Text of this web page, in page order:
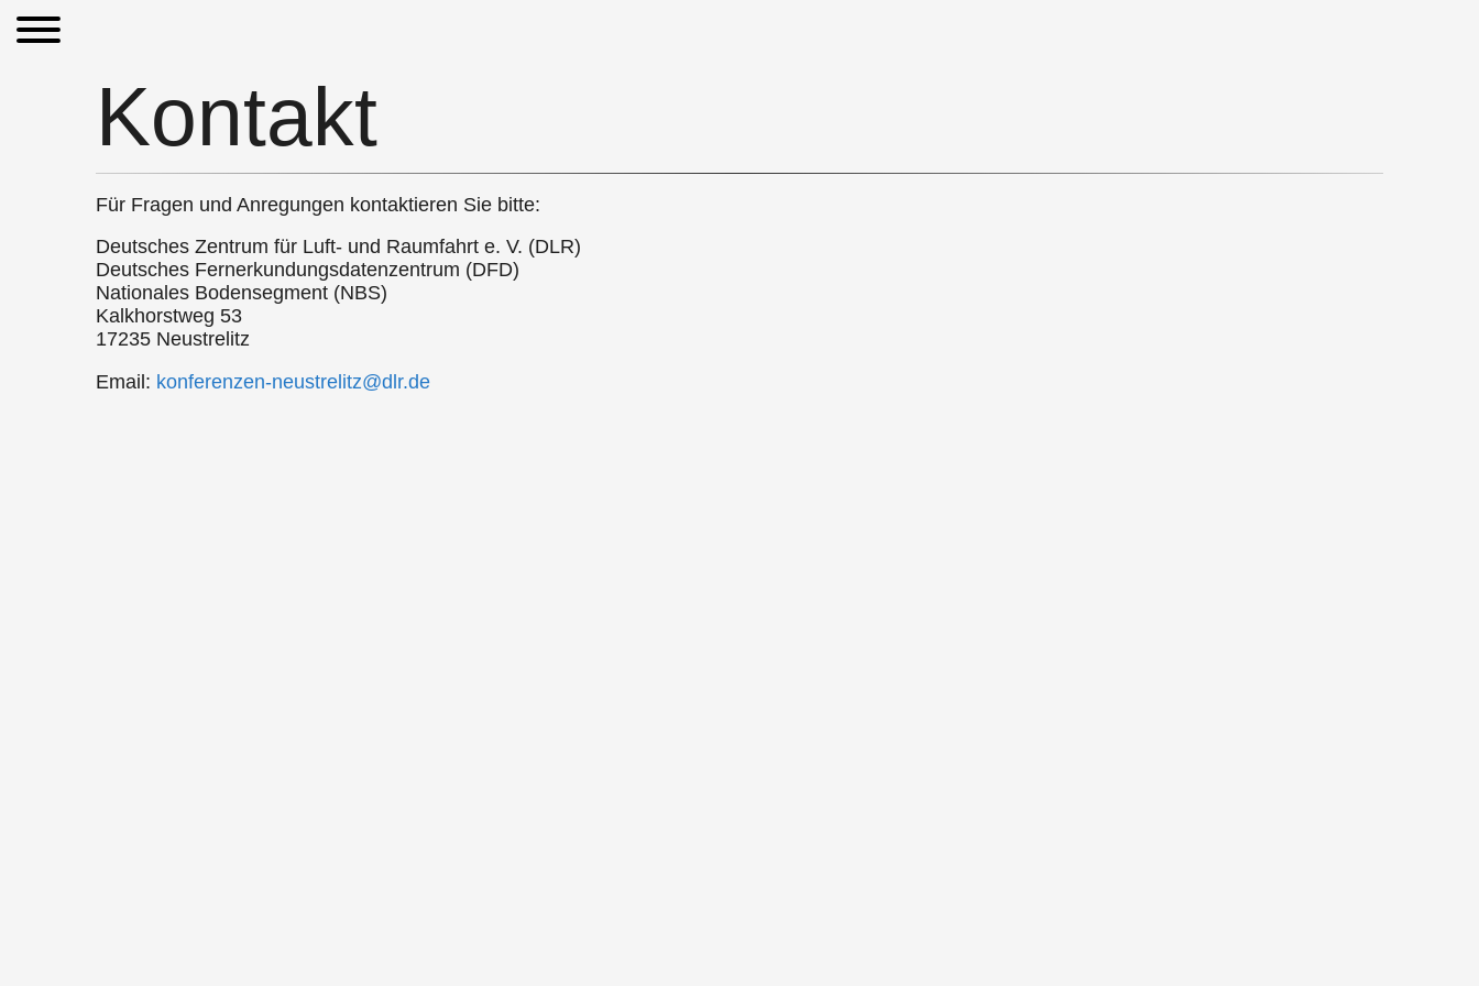
Kontakt
Für Fragen und Anregungen kontaktieren Sie bitte:
Deutsches Zentrum für Luft- und Raumfahrt e. V. (DLR)
Deutsches Fernerkundungsdatenzentrum (DFD)
Nationales Bodensegment (NBS)
Kalkhorstweg 53
17235 Neustrelitz
Email: konferenzen-neustrelitz@dlr.de